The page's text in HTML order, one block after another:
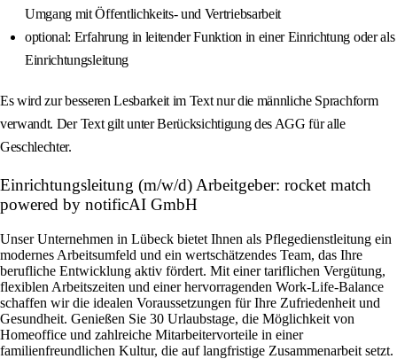
Umgang mit Öffentlichkeits- und Vertriebsarbeit
optional: Erfahrung in leitender Funktion in einer Einrichtung oder als
Einrichtungsleitung
Es wird zur besseren Lesbarkeit im Text nur die männliche Sprachform
verwandt. Der Text gilt unter Berücksichtigung des AGG für alle
Geschlechter.
Einrichtungsleitung (m/w/d) Arbeitgeber: rocket match
powered by notificAI GmbH
Unser Unternehmen in Lübeck bietet Ihnen als Pflegedienstleitung ein
modernes Arbeitsumfeld und ein wertschätzendes Team, das Ihre
berufliche Entwicklung aktiv fördert. Mit einer tariflichen Vergütung,
flexiblen Arbeitszeiten und einer hervorragenden Work-Life-Balance
schaffen wir die idealen Voraussetzungen für Ihre Zufriedenheit und
Gesundheit. Genießen Sie 30 Urlaubstage, die Möglichkeit von
Homeoffice und zahlreiche Mitarbeitervorteile in einer
familienfreundlichen Kultur, die auf langfristige Zusammenarbeit setzt.